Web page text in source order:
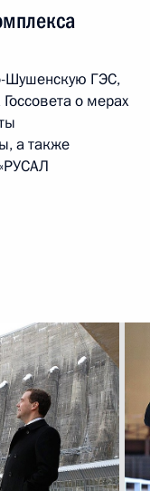
Шушенскую ГЭС,
о мерах
а также